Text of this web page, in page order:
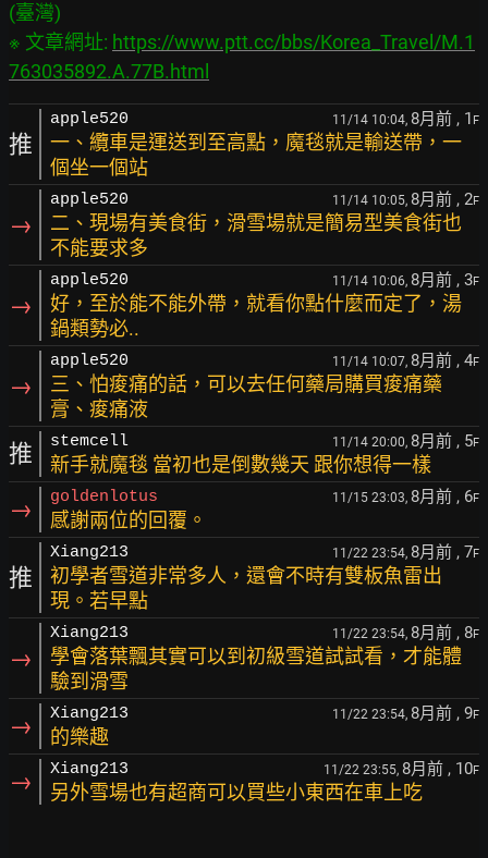
(臺灣)
※ 文章網址: https://www.ptt.cc/bbs/Korea_Travel/M.1
763035892.A.77B.html
推
apple520 11/14 10:04, 8月前 , 1 F
一、纜車是運送到至高點，魔毯就是輸送帶，一
個坐一個站
→
apple520 11/14 10:05, 8月前 , 2F
二、現場有美食街，滑雪場就是簡易型美食街也
不能要求多
→
apple520 11/14 10:06, 8月前 , 3F
好，至於能不能外帶，就看你點什麼而定了，湯
鍋類勢必..
→
apple520 11/14 10:07, 8月前 , 4F
三、怕痠痛的話，可以去任何藥局購買痠痛藥
膏、痠痛液
推 stemcell 11/14 20:00, 8月前 , 5F
新手就魔毯 當初也是倒數幾天 跟你想得一樣
→ goldenlotus 11/15 23:03, 8月前 , 6F
感謝兩位的回覆。
推
Xiang213 11/22 23:54, 8月前 , 7F
初學者雪道非常多人，還會不時有雙板魚雷出
現。若早點
→
Xiang213 11/22 23:54, 8月前 , 8F
學會落葉飄其實可以到初級雪道試試看，才能體
驗到滑雪
→ Xiang213 11/22 23:54, 8月前 , 9F
的樂趣
→ Xiang213 11/22 23:55, 8月前 , 10F
另外雪場也有超商可以買些小東西在車上吃